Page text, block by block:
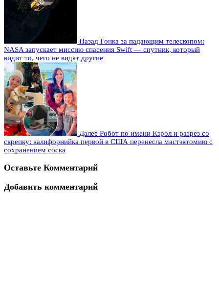
Назад Гонка за падающим телескопом:
NASA запускает миссию спасения Swift — спутник, который
видит то, чего не видят другие
Далее Робот по имени Кэрол и разрез со
скрепку: калифорнийка первой в США перенесла мастэктомию с
сохранением соска
Оставьте Комментарий
Добавить комментарий